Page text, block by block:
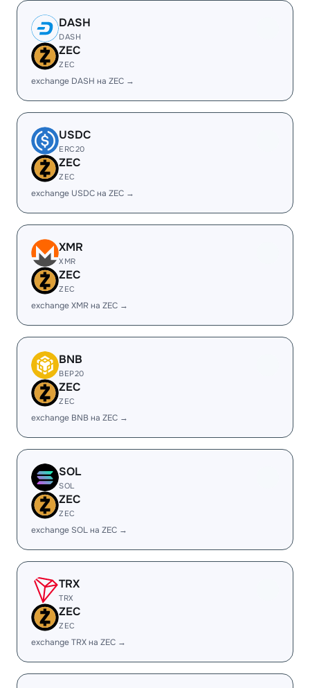
DASH
DASH
ZEC
ZEC
exchange DASH на ZEC →
USDC
ERC20
ZEC
ZEC
exchange USDC на ZEC →
XMR
XMR
ZEC
ZEC
exchange XMR на ZEC →
BNB
BEP20
ZEC
ZEC
exchange BNB на ZEC →
SOL
SOL
ZEC
ZEC
exchange SOL на ZEC →
TRX
TRX
ZEC
ZEC
exchange TRX на ZEC →